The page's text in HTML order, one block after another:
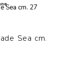
Sea cm.